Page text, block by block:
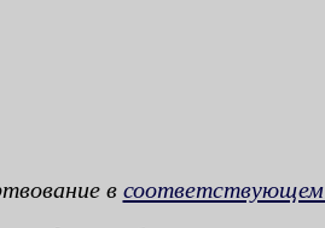
всоответствующем